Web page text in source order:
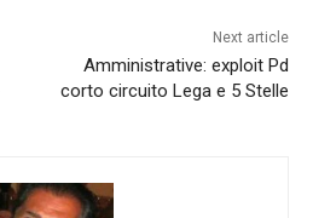
Next article
Amministrative: exploit Pd
corto circuito Lega e 5 Stelle